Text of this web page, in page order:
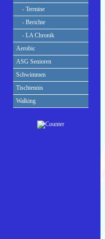
- Termine
- Berichte
- LA Chronik
Aerobic
ASG Senioren
Schwimmen
Tischtennis
Walking